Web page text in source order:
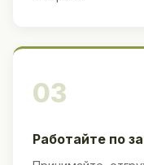
03
Работайте по